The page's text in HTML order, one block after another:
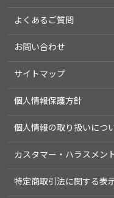
よくあるご質問
お問い合わせ
サイトマップ
個人情報保護方針
個人情報の取り扱いにつ
カスタマー・ハラスメン
特定商取引法に関する表